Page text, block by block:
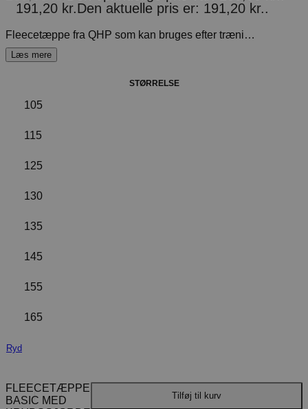
191,20 kr.Den aktuelle pris er: 191,20 kr..
Fleecetæppe fra QHP som kan bruges efter træning. Et fantastisk basistæppe, der absorberer fugt godt og har en dobbelt frontlukning og krydsgjorde.
STØRRELSE
105
115
125
130
135
145
155
165
Ryd
FLEECETÆPPE
BASIC MED
Tilføj til kurv